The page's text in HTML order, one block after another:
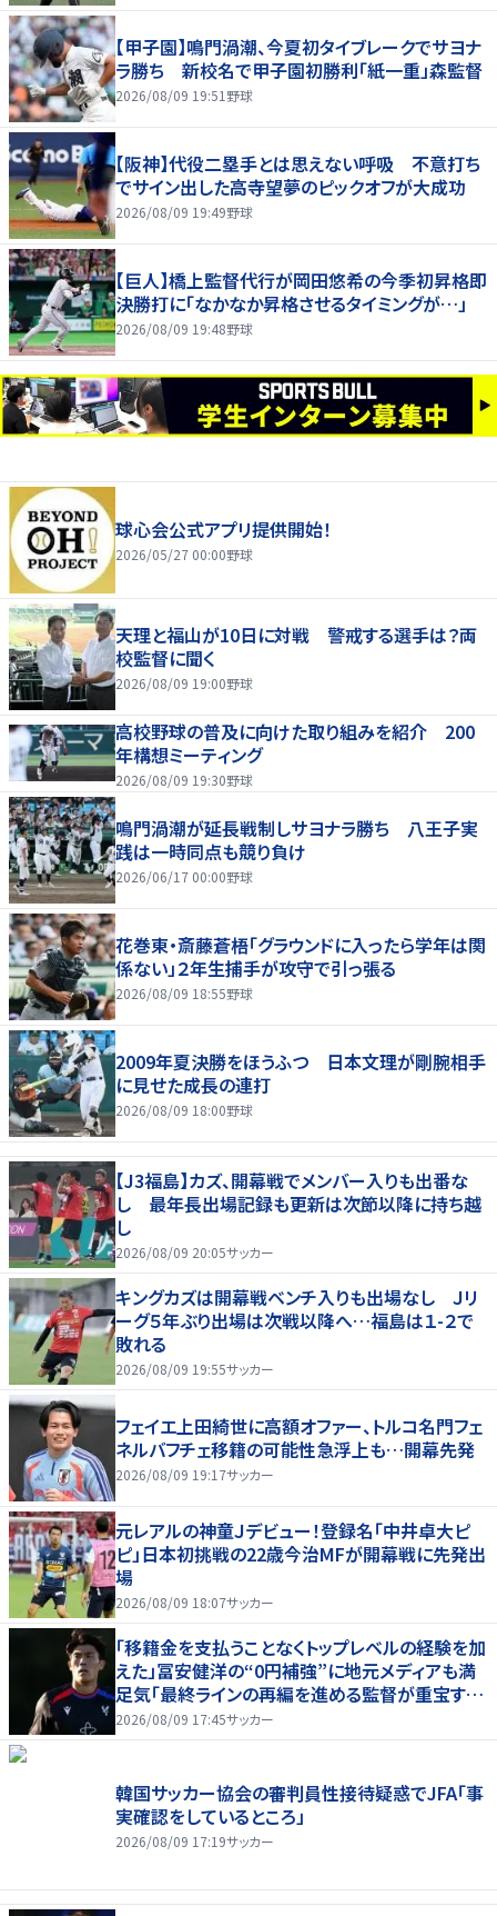
【甲子園】鳴門渦潮、今夏初タイブレークでサヨナ
ラ勝ち 新校名で甲子園初勝利「紙一重」森監督
2026/08/09 19:51 野球
【阪神】代役二塁手とは思えない呼吸 不意打ち
でサイン出した高寺望夢のピックオフが大成功
2026/08/09 19:49野球
【巨人】橋上監督代行が岡田悠希の今季初昇格即
決勝打に「なかなか昇格させるタイミングが…」
2026/08/09 19:48野球
球心会公式アプリ提供開始！
2026/05/27 00:00野球
天理と福山が10日に対戦 警戒する選手は？両
校監督に聞く
2026/08/09 19:00野球
高校野球の普及に向けた取り組みを紹介 200
年構想ミーティング
2026/08/09 19:30野球
鳴門渦潮が延長戦制しサヨナラ勝ち 八王子実
践は一時同点も競り負け
2026/06/17 00:00野球
花巻東・斎藤蒼梧「グラウンドに入ったら学年は関
係ない」２年生捕手が攻守で引っ張る
2026/08/09 18:55野球
2009年夏決勝をほうふつ 日本文理が剛腕相手
に見せた成長の連打
2026/08/09 18:00野球
【J3福島】カズ、開幕戦でメンバー入りも出番な
し 最年長出場記録も更新は次節以降に持ち越
し
2026/08/09 20:05サッカー
キングカズは開幕戦ベンチ入りも出場なし Ｊリ
ーグ５年ぶり出場は次戦以降へ…福島は１-２で
敗れる
2026/08/09 19:55サッカー
フェイエ上田綺世に高額オファー、トルコ名門フェ
ネルバフチェ移籍の可能性急浮上も…開幕先発
2026/08/09 19:17サッカー
元レアルの神童Ｊデビュー！登録名「中井卓大ピ
ピ」日本初挑戦の22歳今治MFが開幕戦に先発出
場
2026/08/09 18:07サッカー
「移籍金を支払うことなくトップレベルの経験を加
えた」冨安健洋の“0円補強”に地元メディアも満
足気「最終ラインの再編を進める監督が重宝する
柔軟性を備えている」
2026/08/09 17:45サッカー
韓国サッカー協会の審判員性接待疑惑でJFA「事
実確認をしているところ」
2026/08/09 17:19サッカー